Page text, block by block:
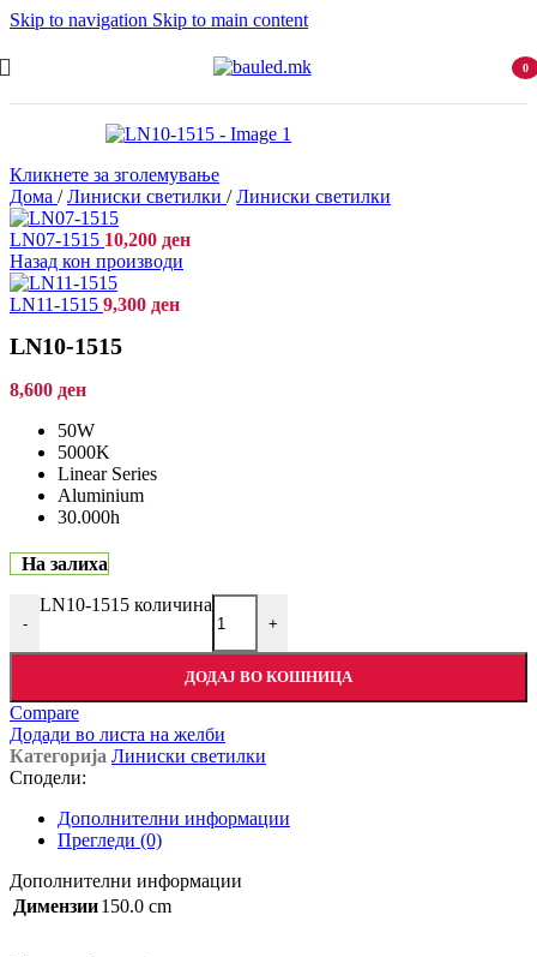
Skip to navigation Skip to main content
0
Кликнете за зголемување
Дома / Линиски светилки / Линиски светилки
LN07-1515 10,200 ден
Назад кон производи
LN11-1515 9,300 ден
LN10-1515
8,600 ден
50W
5000K
Linear Series
Aluminium
30.000h
На залиха
-
LN10-1515 количина
+
ДОДАЈ ВО КОШНИЦА
Compare
Додади во листа на желби
Категорија Линиски светилки
Сподели:
Дополнителни информации
Прегледи (0)
Дополнителни информации
Димензии150.0 cm